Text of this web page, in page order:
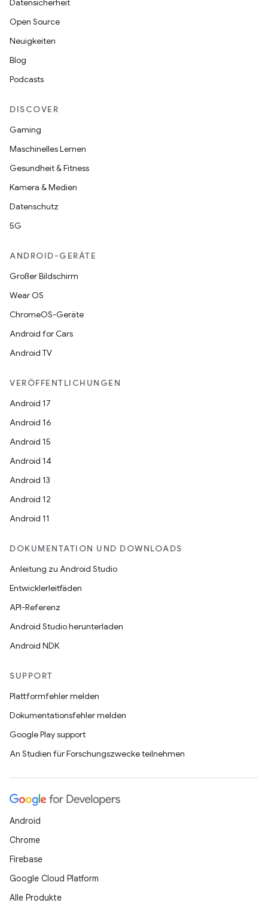
Datensicherheit
Open Source
Neuigkeiten
Blog
Podcasts
DISCOVER
Gaming
Maschinelles Lernen
Gesundheit & Fitness
Kamera & Medien
Datenschutz
5G
ANDROID-GERÄTE
Großer Bildschirm
Wear OS
ChromeOS-Geräte
Android for Cars
Android TV
VERÖFFENTLICHUNGEN
Android 17
Android 16
Android 15
Android 14
Android 13
Android 12
Android 11
DOKUMENTATION UND DOWNLOADS
Anleitung zu Android Studio
Entwicklerleitfäden
API-Referenz
Android Studio herunterladen
Android NDK
SUPPORT
Plattformfehler melden
Dokumentationsfehler melden
Google Play support
An Studien für Forschungszwecke teilnehmen
Android
Chrome
Firebase
Google Cloud Platform
Alle Produkte